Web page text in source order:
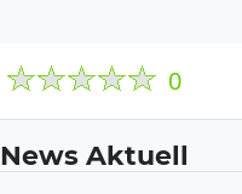
0
News Aktuell